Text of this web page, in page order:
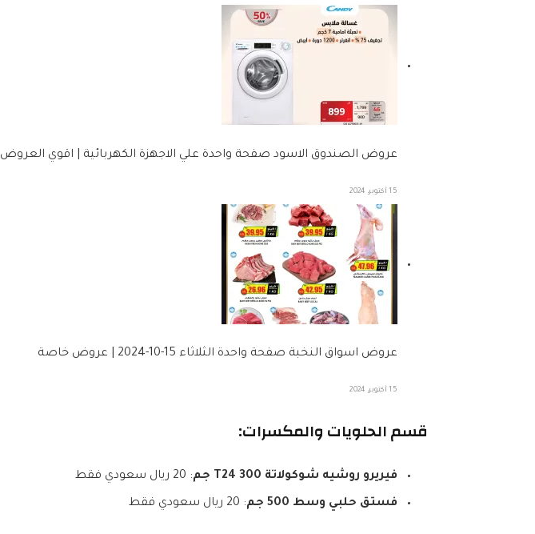
عروض الصندوق الاسود صفحة واحدة علي الاجهزة الكهربائية | اقوي العروض
15 أكتوبر، 2024
عروض اسواق النخبة صفحة واحدة الثلاثاء 15-10-2024 | عروض خاصة
15 أكتوبر، 2024
قسم الحلويات والمكسرات:
فيريرو روشيه شوكولاتة T24 300 جم : 20 ريال سعودي فقط
فستق حلبي وسط 500 جم : 20 ريال سعودي فقط